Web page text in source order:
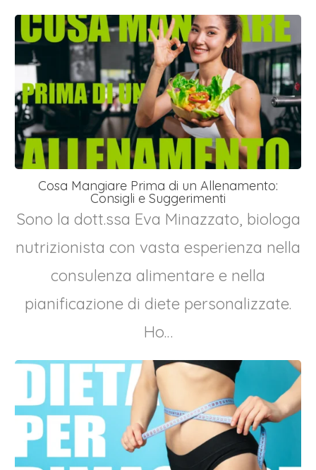
Cosa Mangiare Prima di un Allenamento:
Consigli e Suggerimenti
Sono la dott.ssa Eva Minazzato, biologa
nutrizionista con vasta esperienza nella
consulenza alimentare e nella
pianificazione di diete personalizzate.
Ho…